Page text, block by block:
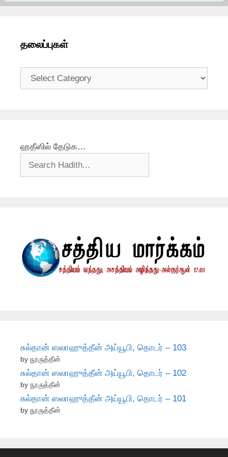
தலைப்புகள்
தலைப்புகள்
ஹதீஸில் தேடுக…
சுல்தான் ஸலாஹுத்தீன் அய்யூபி, தொடர் – 103
by நூருத்தீன்
சுல்தான் ஸலாஹுத்தீன் அய்யூபி, தொடர் – 102
by நூருத்தீன்
சுல்தான் ஸலாஹுத்தீன் அய்யூபி, தொடர் – 101
by நூருத்தீன்